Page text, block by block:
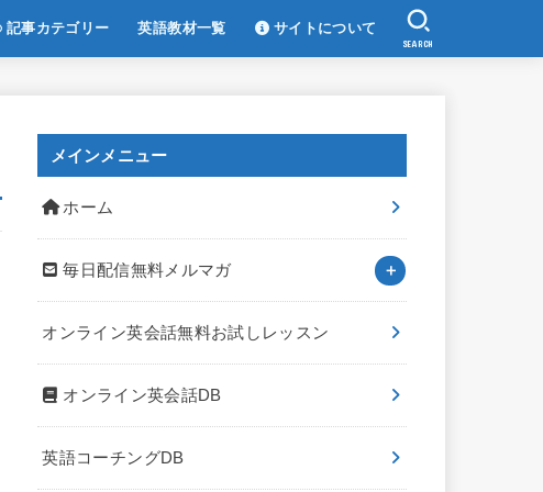
記事カテゴリー 英語教材一覧 サイトについて
SEARCH
メインメニュー
ホーム
毎日配信無料メルマガ
オンライン英会話無料お試しレッスン
オンライン英会話DB
英語コーチングDB